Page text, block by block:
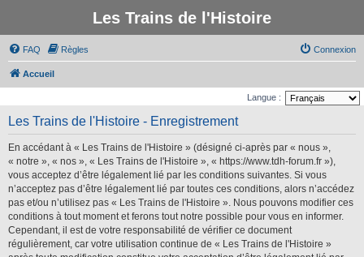
Les Trains de l'Histoire
FAQ Règles Connexion
Accueil
Langue :
Les Trains de l'Histoire - Enregistrement
En accédant à « Les Trains de l'Histoire » (désigné ci-après par « nous »,
« notre », « nos », « Les Trains de l'Histoire », « https://www.tdh-forum.fr »),
vous acceptez d’être légalement lié par les conditions suivantes. Si vous
n’acceptez pas d’être légalement lié par toutes ces conditions, alors n’accédez
pas et/ou n’utilisez pas « Les Trains de l'Histoire ». Nous pouvons modifier ces
conditions à tout moment et ferons tout notre possible pour vous en informer.
Cependant, il est de votre responsabilité de vérifier ce document
régulièrement, car votre utilisation continue de « Les Trains de l'Histoire »